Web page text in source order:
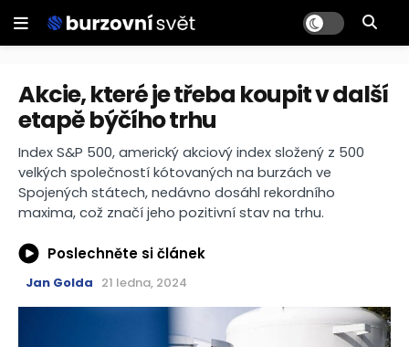
Akcie, které je třeba koupit v další
etapě býčího trhu
Index S&P 500, americký akciový index složený z 500
velkých společností kótovaných na burzách ve
Spojených státech, nedávno dosáhl rekordního
maxima, což značí jeho pozitivní stav na trhu.
Poslechněte si článek
Jan Golda 21 ledna, 2024